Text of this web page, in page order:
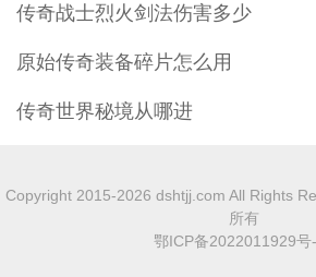
传奇战士烈火剑法伤害多少
原始传奇装备碎片怎么用
传奇世界秘境从哪进
Copyright 2015-2026 dshtjj.com All Rights
所有
鄂ICP备2022011929号